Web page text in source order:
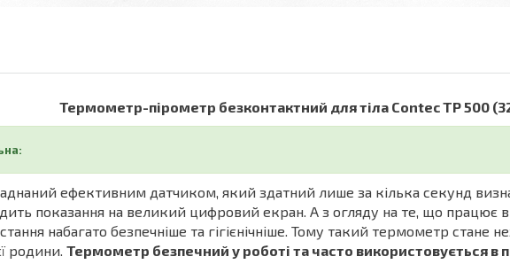
Термометр-пірометр безконтактний для тіла Contec ТP 500
ефективним датчиком, який здатний лише за кілька секунд
показання на великий цифровий екран. А з огляду на те, що працює
набагато безпечніше та гігієнічніше. Тому такий термометр стане
родини. Термометр безпечний у роботі та часто використовується в